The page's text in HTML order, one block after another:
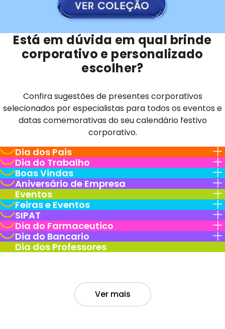
Está em dúvida em qual brinde
corporativo e personalizado
escolher?
Confira sugestões de presentes corporativos
selecionados por especialistas para todos os eventos e
datas comemorativas do seu calendário festivo
corporativo.
Dia dos Pais
Dia do Trabalho
Boas Vindas
Aniversário de Empresa
Eventos
Feiras e Eventos
SIPAT
Dia do Farmaceutico
Dia do Bancario
Dia dos Professores
Ver mais